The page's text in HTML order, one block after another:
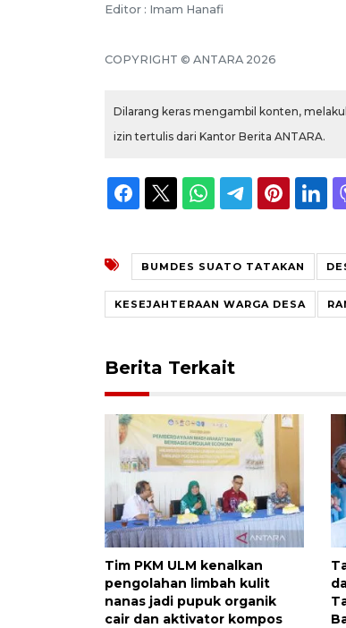
Editor : Imam Hanafi
COPYRIGHT © ANTARA 2026
Dilarang keras mengambil konten,
izin tertulis dari Kantor Berita ANTARA.
BUMDES SUATO TATAKAN
KESEJAHTERAAN WARGA DESA
Berita Terkait
Tim PKM ULM kenalkan
pengolahan limbah kulit
nanas jadi pupuk organik
cair dan aktivator kompos